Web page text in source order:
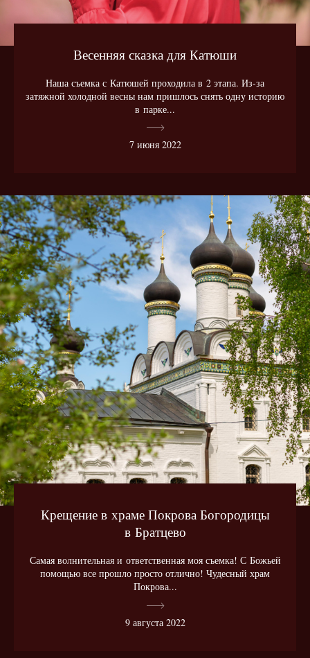
Весенняя сказка для Катюши
Наша съемка с Катюшей проходила в 2 этапа. Из-за
затяжной холодной весны нам пришлось снять одну историю
в парке...
7 июня 2022
Крещение в храме Покрова Богородицы
в Братцево
Самая волнительная и ответственная моя съемка! С Божьей
помощью все прошло просто отлично! Чудесный храм
Покрова...
9 августа 2022